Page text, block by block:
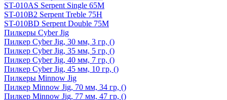
ST-010AS Serpent Single 65M
ST-010B2 Serpent Treble 75H
ST-010BD Serpent Double 75M
Пилкеры Cyber Jig
Пилкер Cyber Jig, 30 мм, 3 гр, ()
Пилкер Cyber Jig, 35 мм, 5 гр, ()
Пилкер Cyber Jig, 40 мм, 7 гр, ()
Пилкер Cyber Jig, 45 мм, 10 гр, ()
Пилкеры Minnow Jig
Пилкер Minnow Jig, 70 мм, 34 гр, ()
Пилкер Minnow Jig, 77 мм, 47 гр, ()